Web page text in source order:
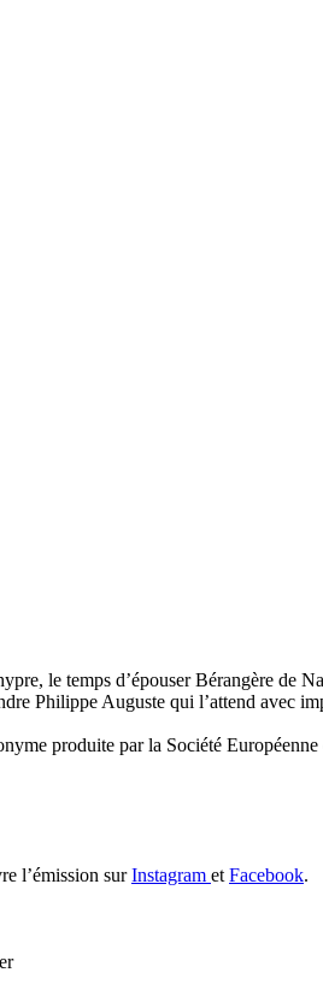
le temps d’épouser Bérangère de
Philippe Auguste qui l’attend avec
produite par la Société
l’émission surInstagram et Facebook.